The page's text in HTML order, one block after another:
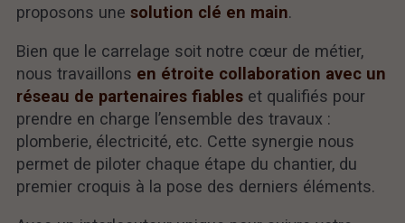
proposons unesolution clé en main.
Bien que le carrelage soit notre cœur de métier,
nous travaillons en étroite collaboration avec un
réseau de partenaires fiables et qualifiés pour
prendre en charge l’ensemble des travaux :
plomberie, électricité, etc. Cette synergie nous
permet de piloter chaque étape du chantier, du
premier croquis à la pose des derniers éléments.